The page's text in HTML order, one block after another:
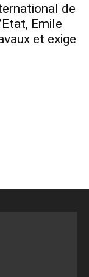
de
Emile
et exige